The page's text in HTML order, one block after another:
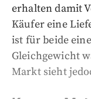
erhalten damit
Käufer eine
ist für beide
Gleichgewicht
Markt sieht